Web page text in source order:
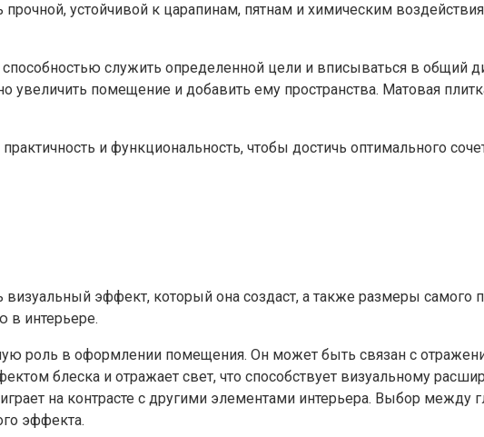
устойчивой к царапинам, пятнам и химическим
служить определенной цели и вписываться в общий
увеличить помещение и добавить ему пространства. Матовая
и функциональность, чтобы достичь оптимального
эффект, который она создаст, а также размеры самого
в интерьере.
роль в оформлении помещения. Он может быть связан с
блеска и отражает свет, что способствует визуальному
на контрасте с другими элементами интерьера. Выбор между
эффекта.